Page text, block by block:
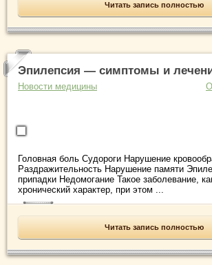
Читать запись полностью
Эпилепсия — симптомы и
Новости медицины
Головная боль Судороги Нарушение
Раздражительность Нарушение памяти
припадки Недомогание Такое заболевание,
хронический характер, при этом ...
Читать запись полностью